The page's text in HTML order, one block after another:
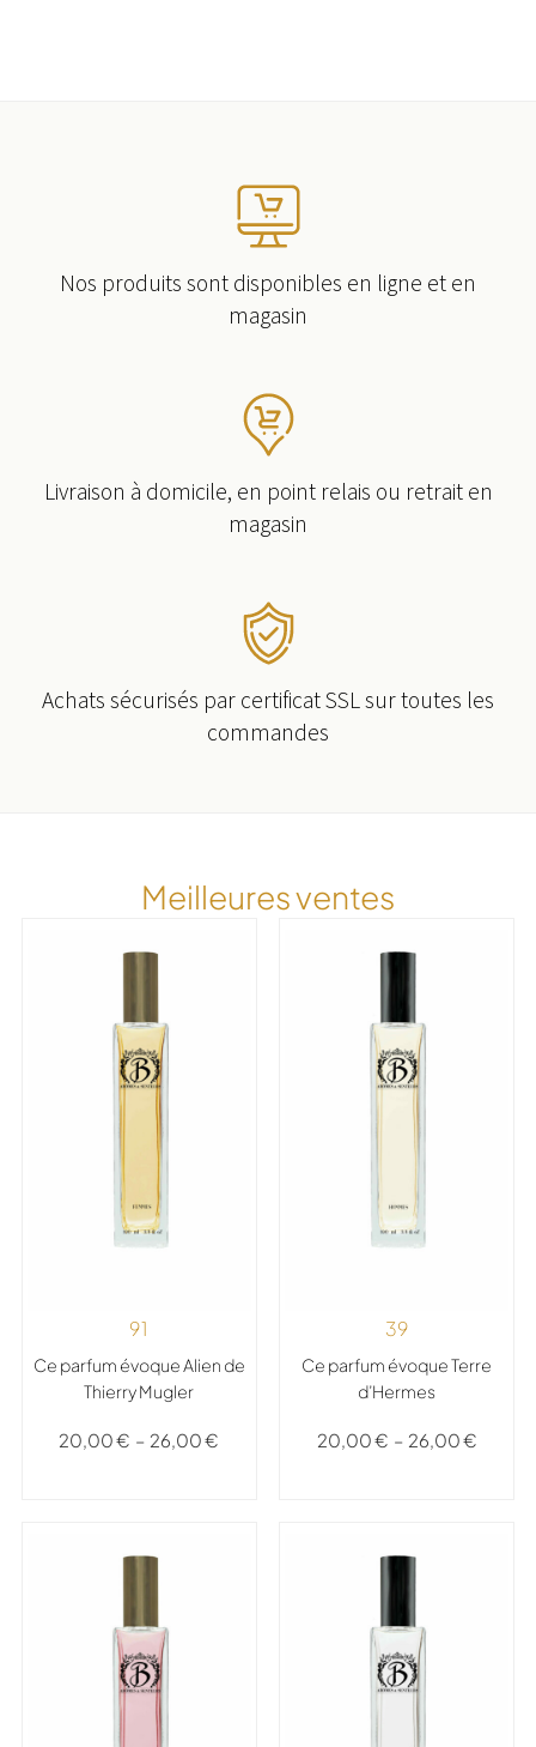
Nos produits sont disponibles en ligne et en
magasin
Livraison à domicile, en point relais ou retrait en
magasin
Achats sécurisés par certificat SSL sur toutes les
commandes
Meilleures ventes
91
Ce parfum évoque Alien de
Thierry Mugler
20,00€ – 26,00€
39
Ce parfum évoque Terre
d’Hermes
20,00€ – 26,00€